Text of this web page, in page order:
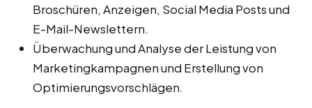
Broschüren, Anzeigen, Social Media Posts und
E-Mail-Newslettern.
Überwachung und Analyse der Leistung von
Marketingkampagnen und Erstellung von
Optimierungsvorschlägen.